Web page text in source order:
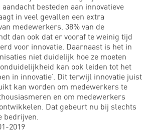
besteden aan innovatieve
in veel gevallen een extra
medewerkers. 38% van de
dan ook dat er vooraf te weinig tijd
voor innovatie. Daarnaast is het in
niet duidelijk hoe ze moeten
kan ook leiden tot het
in innovatie’. Dit terwijl innovatie juist
kan worden om medewerkers te
en om medewerkers
Dat gebeurt nu bij slechts
bedrijven.
2019